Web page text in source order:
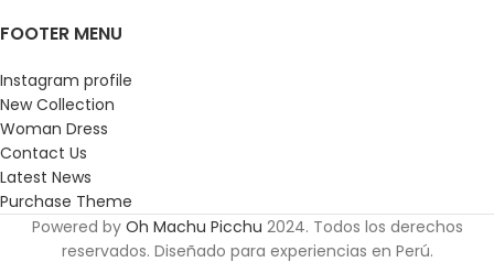
FOOTER MENU
Instagram profile
New Collection
Woman Dress
Contact Us
Latest News
Purchase Theme
Powered by Oh Machu Picchu 2024. Todos los derechos
reservados. Diseñado para experiencias en Perú.